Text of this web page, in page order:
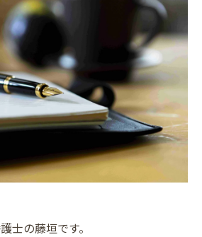
の藤垣です。